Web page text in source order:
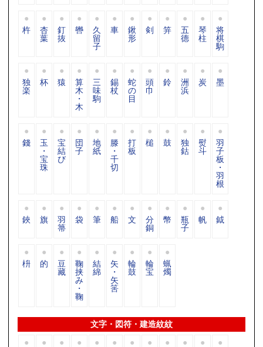
杵 杏
葉
釘
抜
轡 久
留
子
車 鍬
形
剣 笄 五
德
琴
柱
将
棋
駒
独
楽
杯 猿 算
木
・
木
三
味
駒
錫
杖
蛇
の
目
頭
巾
鈴 洲
浜
炭 墨
錢 玉
・
宝
珠
宝
結
び
団
子
地
紙
滕
・
千
切
打
板
槌 鼓 独
鈷
熨
斗
羽
子
板
・
羽
根
鋏 旗 羽
箒
袋 筆 船 文 分
銅
幣 瓶
子
帆 鉞
枡 的 豆
藏
鞠
挟
み
・
鞠
結
綿
矢
・
矢
筈
輪
鼓
輪
宝
蝋
燭
文字・図符・建造紋紋